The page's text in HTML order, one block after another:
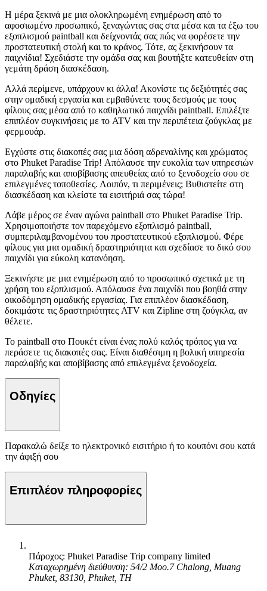
Η μέρα ξεκινά με μια ολοκληρωμένη ενημέρωση από το
αφοσιωμένο προσωπικό, ξεναγώντας σας στα μέσα και τα έξω του
εξοπλισμού paintball και δείχνοντάς σας πώς να φορέσετε την
προστατευτική στολή και το κράνος. Τότε, ας ξεκινήσουν τα
παιχνίδια! Σχεδιάστε την ομάδα σας και βουτήξτε κατευθείαν στη
γεμάτη δράση διασκέδαση.
Αλλά περίμενε, υπάρχουν κι άλλα! Ακονίστε τις δεξιότητές σας
στην ομαδική εργασία και εμβαθύνετε τους δεσμούς με τους
φίλους σας μέσα από το καθηλωτικό παιχνίδι paintball. Επιλέξτε
επιπλέον συγκινήσεις με το ATV και την περιπέτεια ζούγκλας με
φερμουάρ.
Εγχύστε στις διακοπές σας μια δόση αδρεναλίνης και χρώματος
στο Phuket Paradise Trip! Απόλαυσε την ευκολία των υπηρεσιών
παραλαβής και αποβίβασης απευθείας από το ξενοδοχείο σου σε
επιλεγμένες τοποθεσίες. Λοιπόν, τι περιμένεις; Βυθιστείτε στη
διασκέδαση και κλείστε τα εισιτήριά σας τώρα!
Λάβε μέρος σε έναν αγώνα paintball στο Phuket Paradise Trip.
Χρησιμοποιήστε τον παρεχόμενο εξοπλισμό paintball,
συμπεριλαμβανομένου του προστατευτικού εξοπλισμού. Φέρε
φίλους για μια ομαδική δραστηριότητα και σχεδίασε το δικό σου
παιχνίδι για εύκολη κατανόηση.
Ξεκινήστε με μια ενημέρωση από το προσωπικό σχετικά με τη
χρήση του εξοπλισμού. Απόλαυσε ένα παιχνίδι που βοηθά στην
οικοδόμηση ομαδικής εργασίας. Για επιπλέον διασκέδαση,
δοκιμάστε τις δραστηριότητες ATV και Zipline στη ζούγκλα, αν
θέλετε.
Το paintball στο Πουκέτ είναι ένας πολύ καλός τρόπος για να
περάσετε τις διακοπές σας. Είναι διαθέσιμη η βολική υπηρεσία
παραλαβής και αποβίβασης από επιλεγμένα ξενοδοχεία.
Οδηγίες
Παρακαλώ δείξε το ηλεκτρονικό εισιτήριο ή το κουπόνι σου κατά
την άφιξή σου
Επιπλέον πληροφορίες
Πάροχος: Phuket Paradise Trip company limited
Καταχωρημένη διεύθυνση: 54/2 Moo.7 Chalong, Muang
Phuket, 83130, Phuket, TH